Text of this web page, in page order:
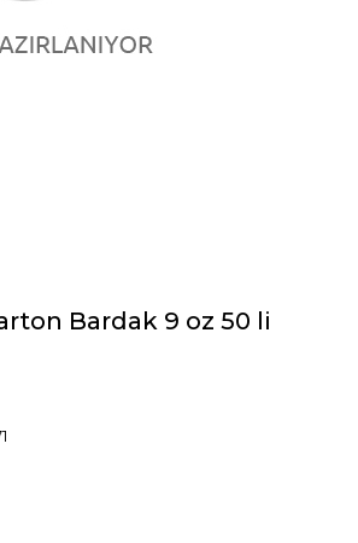
Bardak 9 oz 50 li